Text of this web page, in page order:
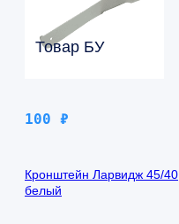
Товар БУ
100 ₽
Кронштейн Ларвидж 45/40
белый